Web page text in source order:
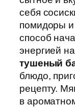
себя
помидоры
способ
энергией
тушеный
блюдо,
рецепту.
в